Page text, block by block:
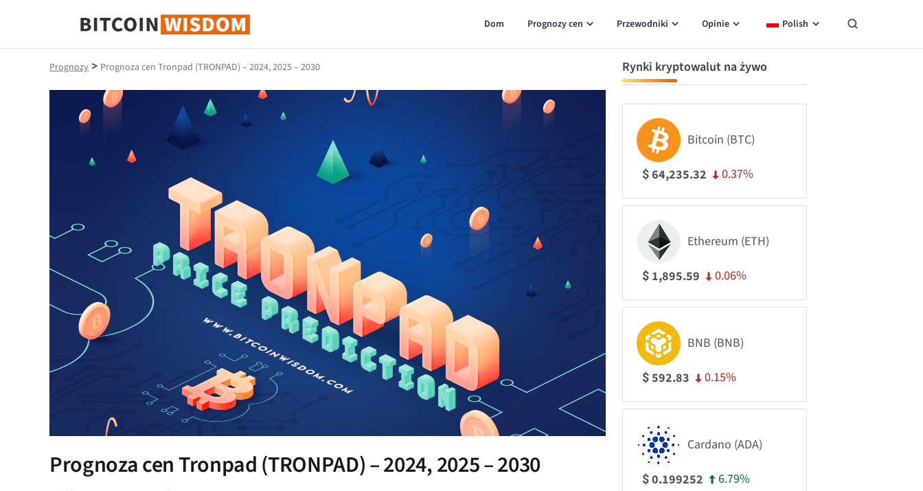
Mądrość Bitcoina
Dom Prognozy cen Przewodniki Opinie Polish
Prognozy > Prognoza cen Tronpad (TRONPAD) – 2024, 2025 – 2030
Prognoza cen Tronpad (TRONPAD) – 2024, 2025 – 2030
Rynki kryptowalut na żywo
Bitcoin (BTC)
$64,235.32 0.37%
Ethereum (ETH)
$ 1,895.59 0.06%
BNB (BNB)
$592.83 0.15%
Cardano (ADA)
$0.199252 6.79%